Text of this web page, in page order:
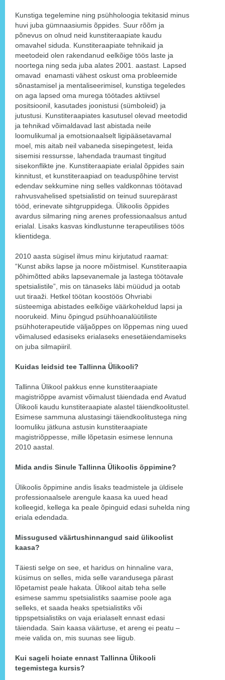
Kunstiga tegelemine ning psühholoogia tekitasid minus
huvi juba gümnaasiumis õppides. Suur rõõm ja
põnevus on olnud neid kunstiteraapiate kaudu
omavahel siduda. Kunstiteraapiate tehnikaid ja
meetodeid olen rakendanud eelkõige töös laste ja
noortega ning seda juba alates 2001. aastast. Lapsed
omavad enamasti vähest oskust oma probleemide
sõnastamisel ja mentaliseerimisel, kunstiga tegeledes
on aga lapsed oma murega töötades aktiivsel
positsioonil, kasutades joonistusi (sümboleid) ja
jutustusi. Kunstiteraapiates kasutusel olevad meetodid
ja tehnikad võimaldavad last abistada neile
loomulikumal ja emotsionaalselt ligipääsetavamal
moel, mis aitab neil vabaneda sisepingetest, leida
sisemisi ressursse, lahendada traumast tingitud
sisekonflikte jne. Kunstiteraapiate erialal õppides sain
kinnitust, et kunstiteraapiad on teaduspõhine tervist
edendav sekkumine ning selles valdkonnas töötavad
rahvusvahelised spetsialistid on teinud suurepärast
tööd, erinevate sihtgruppidega. Ülikoolis õppides
avardus silmaring ning arenes professionaalsus antud
erialal. Lisaks kasvas kindlustunne terapeutilises töös
klientidega.
2010 aasta sügisel ilmus minu kirjutatud raamat:
“Kunst abiks lapse ja noore mõistmisel. Kunstiteraapia
põhimõtted abiks lapsevanemale ja lastega töötavale
spetsialistile”, mis on tänaseks läbi müüdud ja ootab
uut tiraaži. Hetkel töötan koostöös Ohvriabi
süsteemiga abistades eelkõige väärkoheldud lapsi ja
noorukeid. Minu õpingud psühhoanalüütiliste
psühhoterapeutide väljaõppes on lõppemas ning uued
võimalused edasiseks erialaseks enesetäiendamiseks
on juba silmapiiril.
Kuidas leidsid tee Tallinna Ülikooli?
Tallinna Ülikool pakkus enne kunstiteraapiate
magistriõppe avamist võimalust täiendada end Avatud
Ülikooli kaudu kunstiteraapiate alastel täiendkoolitustel.
Esimese sammuna alustasingi täiendkoolitustega ning
loomuliku jätkuna astusin kunstiteraapiate
magistriõppesse, mille lõpetasin esimese lennuna
2010 aastal.
Mida andis Sinule Tallinna Ülikoolis õppimine?
Ülikoolis õppimine andis lisaks teadmistele ja üldisele
professionaalsele arengule kaasa ka uued head
kolleegid, kellega ka peale õpinguid edasi suhelda ning
eriala edendada.
Missugused väärtushinnangud said ülikoolist
kaasa?
Täiesti selge on see, et haridus on hinnaline vara,
küsimus on selles, mida selle varandusega pärast
lõpetamist peale hakata. Ülikool aitab teha selle
esimese sammu spetsialistiks saamise poole aga
selleks, et saada heaks spetsialistiks või
tippspetsialistiks on vaja erialaselt ennast edasi
täiendada. Sain kaasa väärtuse, et areng ei peatu –
meie valida on, mis suunas see liigub.
Kui sageli hoiate ennast Tallinna Ülikooli
tegemistega kursis?